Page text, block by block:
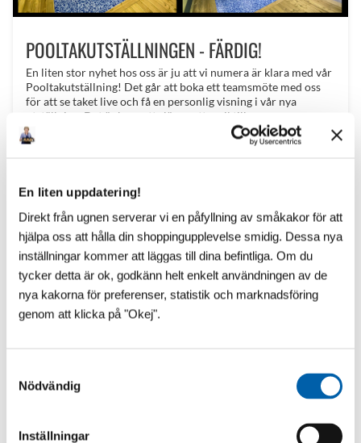
En liten uppdatering!
Direkt från ugnen serverar vi en påfyllning av småkakor för att
hjälpa oss att hålla din shoppingupplevelse smidig. Dessa nya
inställningar kommer att läggas till dina befintliga. Om du
tycker detta är ok, godkänn helt enkelt användningen av de
nya kakorna för preferenser, statistik och marknadsföring
genom att klicka på "Okej".
Nödvändig
Inställningar
POOLTAKUTSTÄLLNINGEN - FÄRDIG!
En liten stor nyhet hos oss är ju att vi numera är klara med vår
Pooltakutställning! Det går att boka ett teamsmöte med oss
för att se taket live och få en personlig visning i vår nya
utställning. Det är bara att slänga ett mail till
support@poolklubben.se så bokar vi ett möte. 🙂